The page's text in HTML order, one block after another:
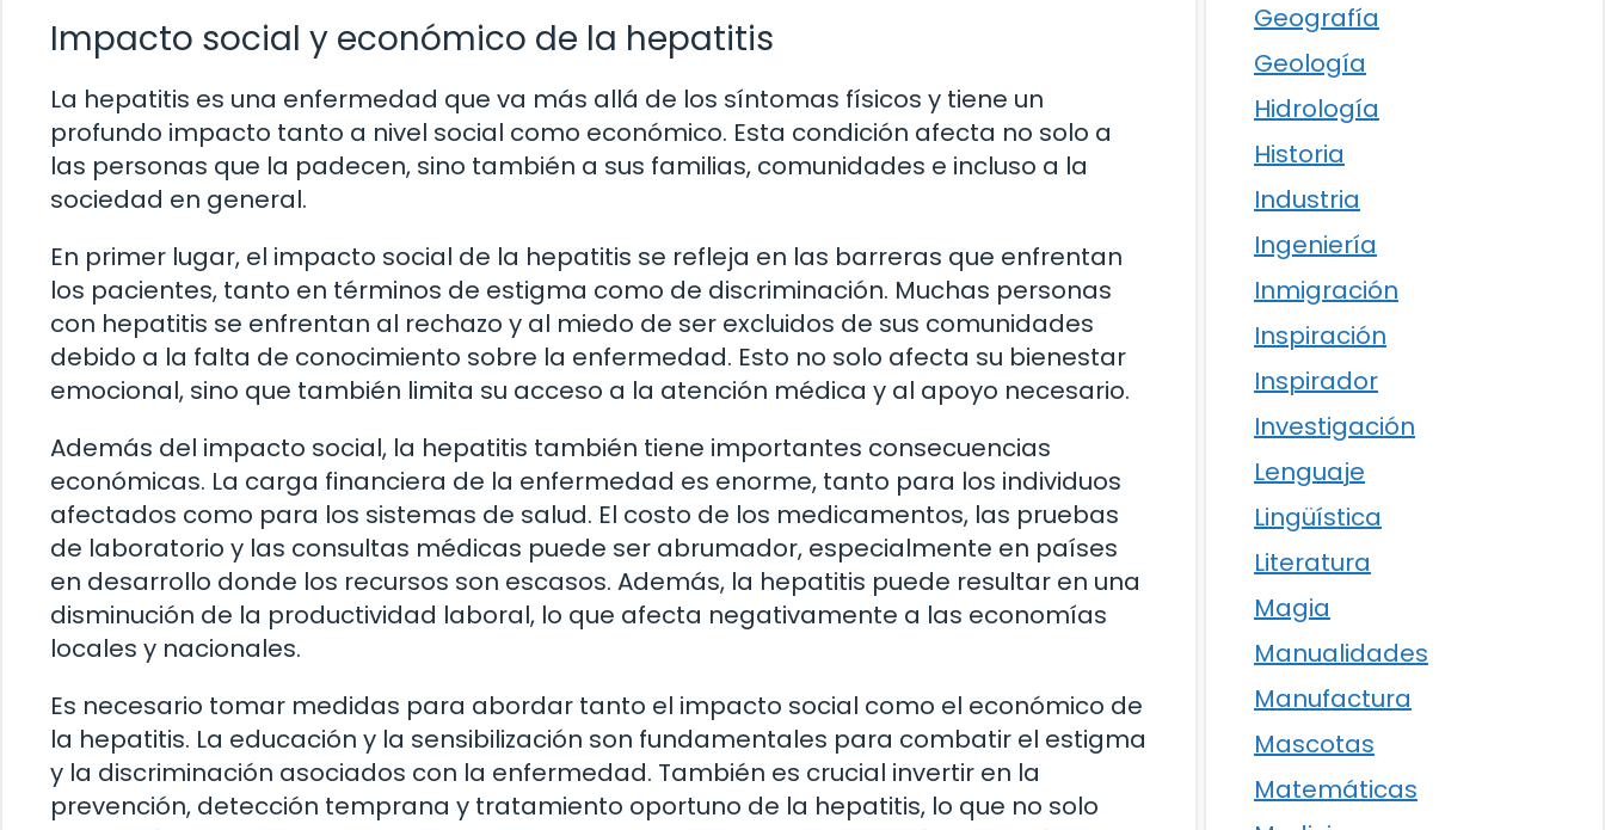
Impacto social y económico de la hepatitis
La hepatitis es una enfermedad que va más allá de los síntomas físicos y tiene un
profundo impacto tanto a nivel social como económico. Esta condición afecta no solo a
las personas que la padecen, sino también a sus familias, comunidades e incluso a la
sociedad en general.
En primer lugar, el impacto social de la hepatitis se refleja en las barreras que enfrentan
los pacientes, tanto en términos de estigma como de discriminación. Muchas personas
con hepatitis se enfrentan al rechazo y al miedo de ser excluidos de sus comunidades
debido a la falta de conocimiento sobre la enfermedad. Esto no solo afecta su bienestar
emocional, sino que también limita su acceso a la atención médica y al apoyo necesario.
Además del impacto social, la hepatitis también tiene importantes consecuencias
económicas. La carga financiera de la enfermedad es enorme, tanto para los individuos
afectados como para los sistemas de salud. El costo de los medicamentos, las pruebas
de laboratorio y las consultas médicas puede ser abrumador, especialmente en países
en desarrollo donde los recursos son escasos. Además, la hepatitis puede resultar en una
disminución de la productividad laboral, lo que afecta negativamente a las economías
locales y nacionales.
Es necesario tomar medidas para abordar tanto el impacto social como el económico de
la hepatitis. La educación y la sensibilización son fundamentales para combatir el estigma
y la discriminación asociados con la enfermedad. También es crucial invertir en la
prevención, detección temprana y tratamiento oportuno de la hepatitis, lo que no solo
Geografía
Geología
Hidrología
Historia
Industria
Ingeniería
Inmigración
Inspiración
Inspirador
Investigación
Lenguaje
Lingüística
Literatura
Magia
Manualidades
Manufactura
Mascotas
Matemáticas